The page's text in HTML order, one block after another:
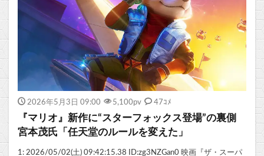
2026年5月3日 09:00 5,100pv 47ｺﾒ
『マリオ』新作に“スターフォックス登場”の裏側
宮本茂氏「任天堂のルールを変えた」
1: 2026/05/02(土) 09:42:15.38 ID:zg3NZGan0 映画『ザ・スーパ